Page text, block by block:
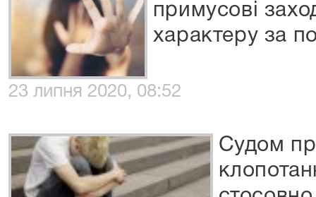
примусові
характеру за
23 липня 2020, 08:52
Судом